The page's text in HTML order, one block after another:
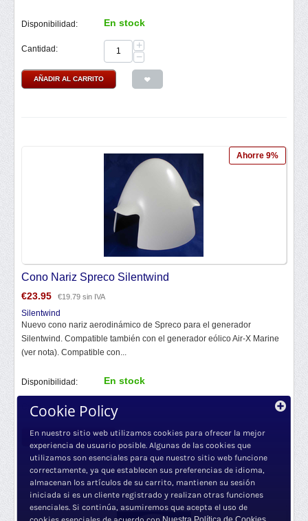
Disponibilidad: En stock
Cantidad:
+
−
AÑADIR AL CARRITO
Ahorre 9%
Cono Nariz Spreco Silentwind
€23.95 €19.79 sin IVA
Silentwind
Nuevo cono nariz aerodinámico de Spreco para el generador
Silentwind. Compatible también con el generador eólico Air-X Marine
(ver nota). Compatible con...
Disponibilidad: En stock
Cantidad:
AÑADIR AL CARRITO
Cookie Policy
En nuestro sitio web utilizamos cookies para ofrecer la mejor
experiencia de usuario posible. Algunas de las cookies que
utilizamos son esenciales para que nuestro sitio web funcione
correctamente, ya que establecen sus preferencias de idioma,
almacenan los artículos de su carrito, mantienen su sesión
iniciada si es un cliente registrado y realizan otras funciones
esenciales. Si continúa, asumiremos que acepta el uso de